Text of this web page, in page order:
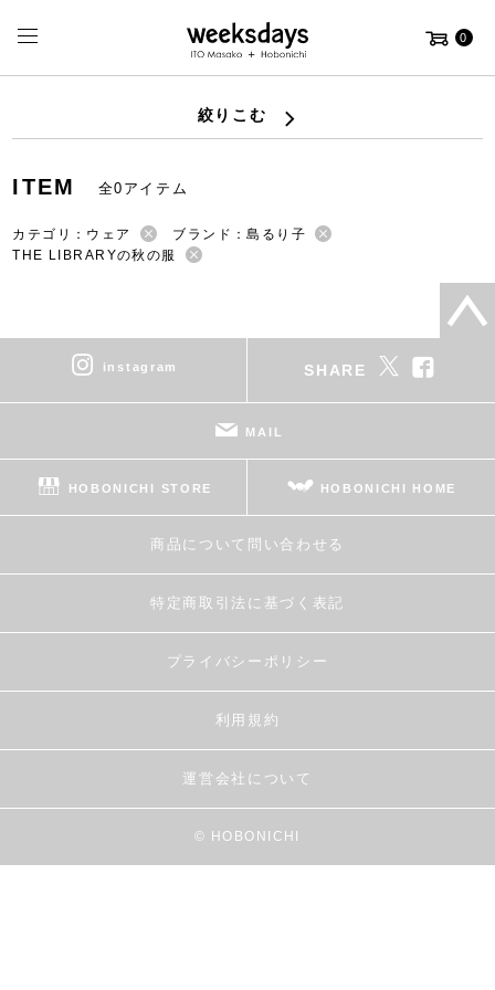
0
絞りこむ
ITEM 全0アイテム
カテゴリ：ウェア
ブランド：島るり子
THE LIBRARYの秋の服
instagram SHARE
MAIL
HOBONICHI STORE HOBONICHI HOME
商品について問い合わせる
特定商取引法に基づく表記
プライバシーポリシー
利用規約
運営会社について
© HOBONICHI